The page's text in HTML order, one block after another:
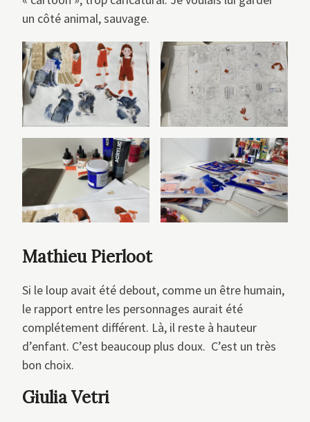
un côté animal, sauvage.
Mathieu Pierloot
Si le loup avait été debout, comme un être humain,
le rapport entre les personnages aurait été
complétement différent. Là, il reste à hauteur
d’enfant. C’est beaucoup plus doux. C’est un très
bon choix.
Giulia Vetri